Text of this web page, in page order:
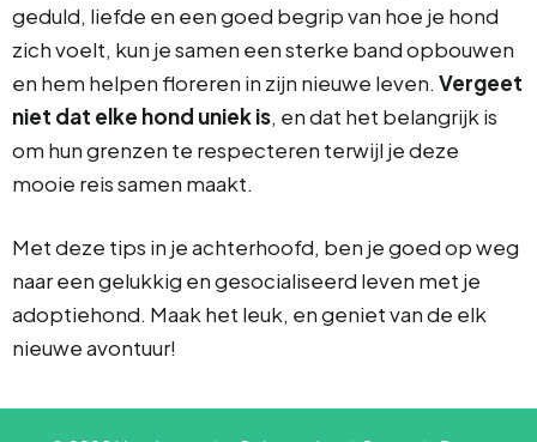
geduld, liefde en een goed begrip van hoe je hond
zich voelt, kun je samen een sterke band opbouwen
en hem helpen floreren in zijn nieuwe leven. Vergeet
niet dat elke hond uniek is, en dat het belangrijk is
om hun grenzen te respecteren terwijl je deze
mooie reis samen maakt.
Met deze tips in je achterhoofd, ben je goed op weg
naar een gelukkig en gesocialiseerd leven met je
adoptiehond. Maak het leuk, en geniet van de elk
nieuwe avontuur!